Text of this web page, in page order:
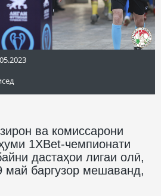
ва комиссарони
1XBet-чемпионати
дастаҳои лигаи олӣ,
май баргузор мешаванд,